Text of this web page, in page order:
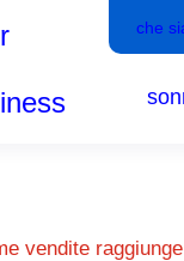
che
vendite